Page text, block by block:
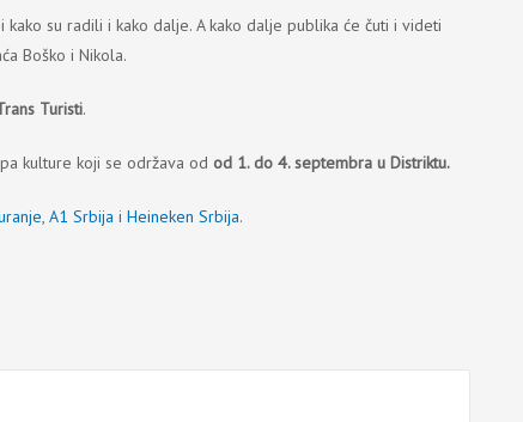
su radili i kako dalje. A kako dalje publika će čuti i videti
Boško i Nikola.
Turisti.
kulture koji se održava od od 1. do 4. septembra u Distriktu.
, A1 Srbija i Heineken Srbija.